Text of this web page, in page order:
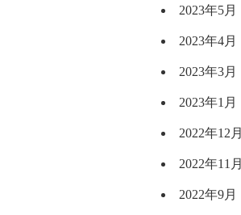
2023年5月
2023年4月
2023年3月
2023年1月
2022年12月
2022年11月
2022年9月